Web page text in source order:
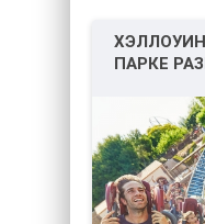
ПАРКЕ